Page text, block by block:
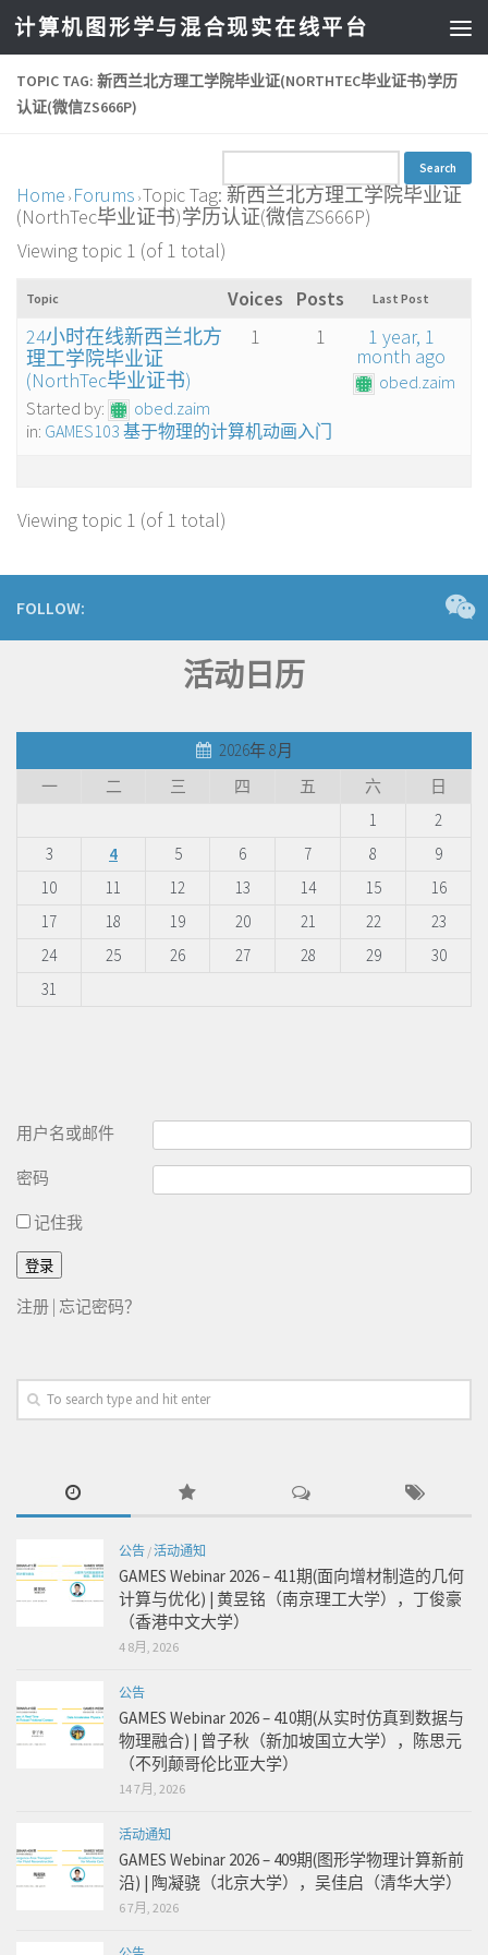
计算机图形学与混合现实在线平台
TOPIC TAG: 新西兰北方理工学院毕业证(NORTHTEC毕业证书)学历
认证(微信ZS666P)
Home › Forums ›Topic Tag: 新西兰北方理工学院毕业证
(NorthTec毕业证书)学历认证(微信ZS666P)
Viewing topic 1 (of 1 total)
Topic Voices Posts Last Post
24小时在线新西兰北方
理工学院毕业证
(NorthTec毕业证书)
Started by:
obed.zaim
in: GAMES103 基于物理的计算机动画入门
1 1 1 year, 1
month ago
obed.zaim
Viewing topic 1 (of 1 total)
FOLLOW:
活动日历
2026年 8月
一
二 三 四 五 六
日
1
2
3
4 5 6 7 8
9
10
11 12 13 14 15
16
17
18 19 20 21 22
23
24
25 26 27 28 29
30
31
用户名或邮件
密码
记住我
注册 忘记密码？
公告 /活动通知
GAMES Webinar 2026 – 411期(面向增材制造的几何
计算与优化) | 黄昱铭（南京理工大学），丁俊豪
（香港中文大学）
4 8月, 2026
公告
GAMES Webinar 2026 – 410期(从实时仿真到数据与
物理融合) | 曾子秋（新加坡国立大学），陈思元
（不列颠哥伦比亚大学）
14 7月, 2026
活动通知
GAMES Webinar 2026 – 409期(图形学物理计算新前
沿) | 陶凝骁（北京大学），吴佳启（清华大学）
6 7月, 2026